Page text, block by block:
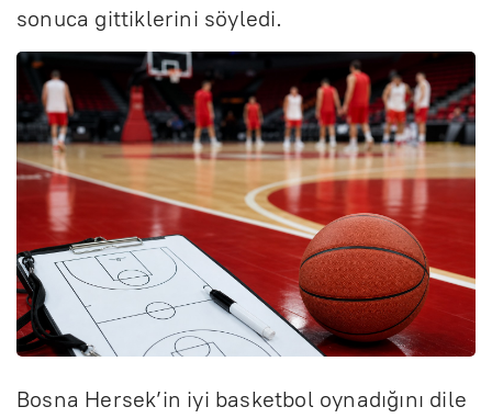
sonuca gittiklerini söyledi.
Bosna Hersek’in iyi basketbol oynadığını dile